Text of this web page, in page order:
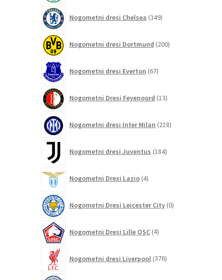
Nogometni dresi Chelsea 349izdelkov
Nogometni dresi Dortmund 200izdelkov
Nogometni dresi Everton 67izdelkov
Nogometni Dresi Feyenoord 13izdelkov
Nogometni dresi Inter Milan 218izdelkov
Nogometni dresi Juventus 184izdelkov
Nogometni Dresi Lazio 4izdelki
Nogometni Dresi Leicester City 0izdelkov
Nogometni Dresi Lille OSC 4izdelki
Nogometni dresi Liverpool 376izdelkov